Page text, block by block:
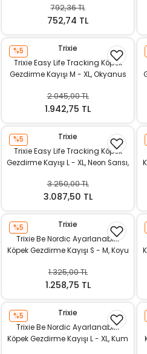
792,36 TL
752,74 TL
%5
Trixie
Trixie Easy Life Tracking Köpek
Gezdirme Kayışı M - XL, Okyanus
2.045,00 TL
1.942,75 TL
%5
Trixie
Trixie Easy Life Tracking Köpek
Gezdirme Kayışı L - XL, Neon Sarısı,
3.250,00 TL
3.087,50 TL
%5
Trixie
Trixie Be Nordıc Ayarlanabilir
Köpek Gezdirme Kayışı S - M, Koyu
1.325,00 TL
1.258,75 TL
%5
Trixie
Trixie Be Nordic Ayarlanabilir
Köpek Gezdirme Kayışı L - XL, Kum